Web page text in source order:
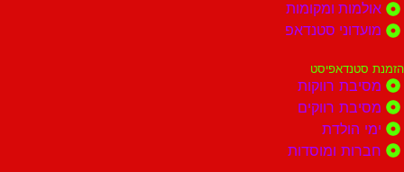
ומקומות
סטנדאפ
רווקות
רווקים
ומוסדות